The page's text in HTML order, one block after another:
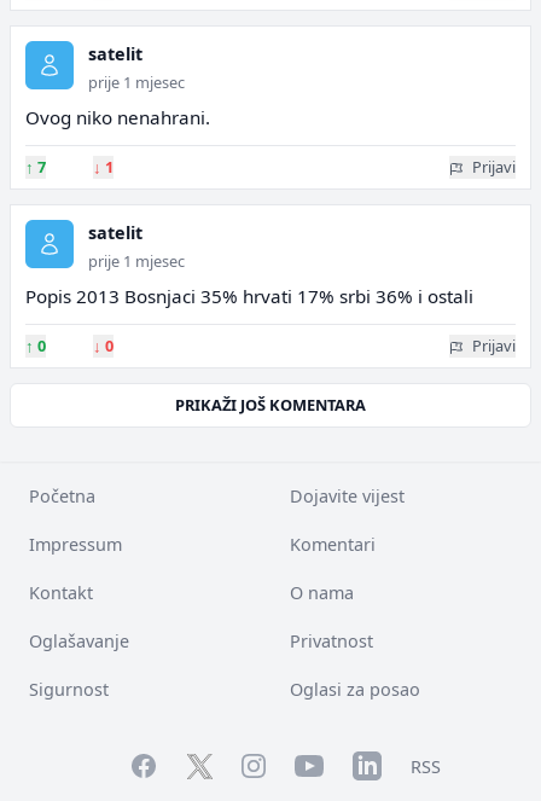
satelit
prije 1 mjesec
Ovog niko nenahrani.
↑ 7 ↓ 1 Prijavi
satelit
prije 1 mjesec
Popis 2013 Bosnjaci 35% hrvati 17% srbi 36% i ostali
↑ 0 ↓ 0 Prijavi
PRIKAŽI JOŠ KOMENTARA
Početna Dojavite vijest
Impressum Komentari
Kontakt O nama
Oglašavanje Privatnost
Sigurnost Oglasi za posao
FacebookTwitterInstagramYouTubeLinkedInRSS